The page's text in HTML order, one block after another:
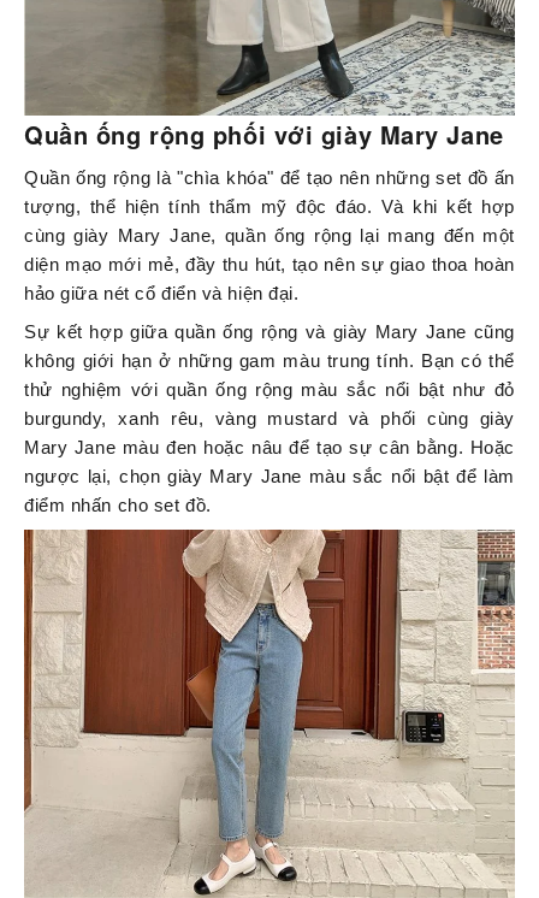
Quần ống rộng phối với giày Mary Jane
Quần ống rộng là "chìa khóa" để tạo nên những set đồ ấn
tượng, thể hiện tính thẩm mỹ độc đáo. Và khi kết hợp
cùng giày Mary Jane, quần ống rộng lại mang đến một
diện mạo mới mẻ, đầy thu hút, tạo nên sự giao thoa hoàn
hảo giữa nét cổ điển và hiện đại.
Sự kết hợp giữa quần ống rộng và giày Mary Jane cũng
không giới hạn ở những gam màu trung tính. Bạn có thể
thử nghiệm với quần ống rộng màu sắc nổi bật như đỏ
burgundy, xanh rêu, vàng mustard và phối cùng giày
Mary Jane màu đen hoặc nâu để tạo sự cân bằng. Hoặc
ngược lại, chọn giày Mary Jane màu sắc nổi bật để làm
điểm nhấn cho set đồ.